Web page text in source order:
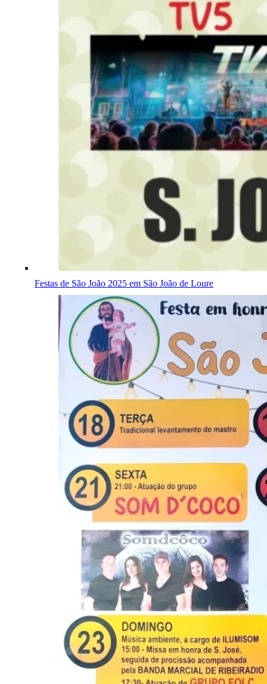
Festas de São João 2025 em São João de Loure